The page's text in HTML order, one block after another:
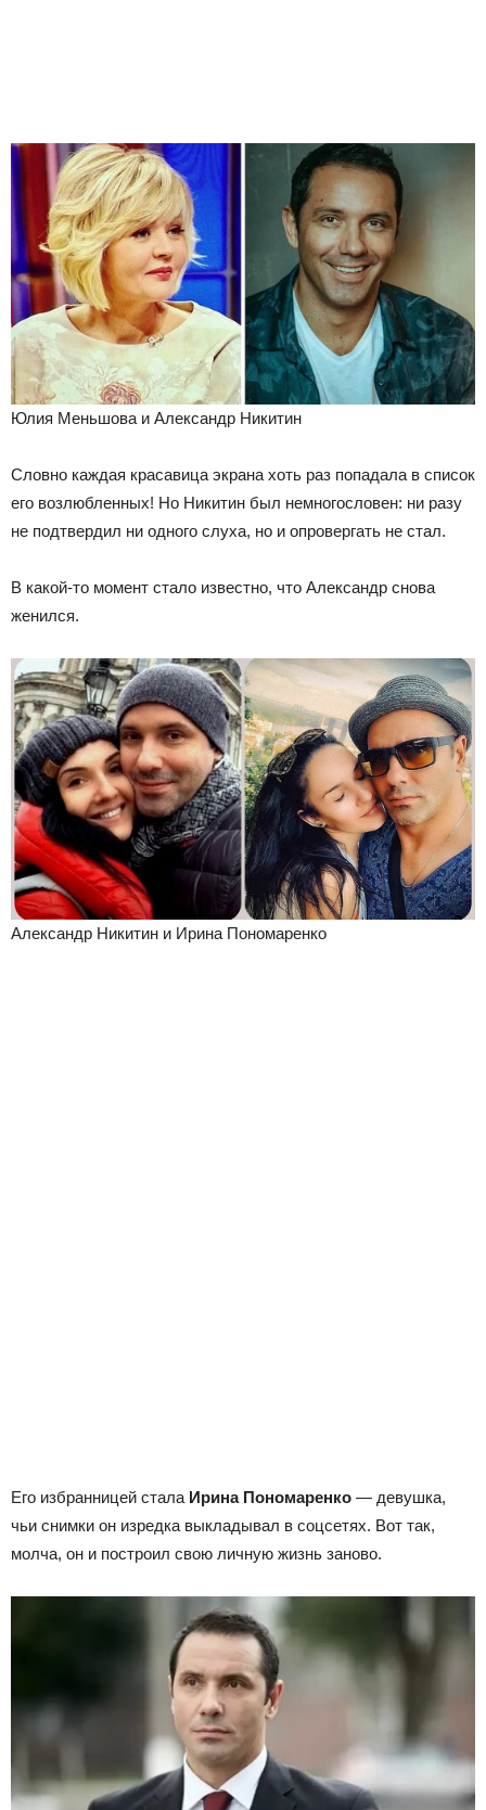
Юлия Меньшова и Александр Никитин
Словно каждая красавица экрана хоть раз попадала в список
его возлюбленных! Но Никитин был немногословен: ни разу
не подтвердил ни одного слуха, но и опровергать не стал.
В какой-то момент стало известно, что Александр снова
женился.
Александр Никитин и Ирина Пономаренко
Его избранницей стала Ирина Пономаренко — девушка,
чьи снимки он изредка выкладывал в соцсетях. Вот так,
молча, он и построил свою личную жизнь заново.